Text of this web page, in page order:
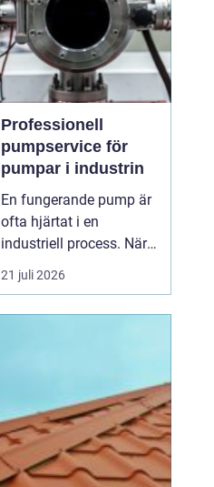
Professionell
pumpservice för
pumpar i industrin
En fungerande pump är
ofta hjärtat i en
industriell process. När
pumpen stannar, stannar
produktionen. Därför
21 juli 2026